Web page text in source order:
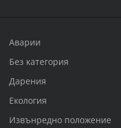
Аварии
Без категория
Дарения
Екология
Извънредно положение